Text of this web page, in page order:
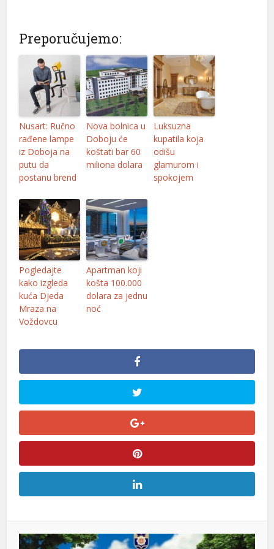
giris
giris
money link shortener
giriş
Preporučujemo:
Nusart: Ručno
rađene lampe
iz Doboja na
putu da
postanu brend
Nova bolnica u
Doboju će
koštati bar 60
miliona dolara
Luksuzna
kupatila koja
odišu
glamurom i
spokojem
Pogledajte
kako izgleda
kuća Djeda
Mraza na
Voždovcu
Apartman koji
košta 100.000
dolara za jednu
noć